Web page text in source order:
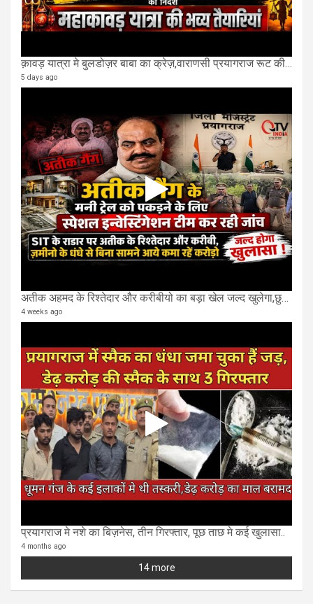
क़ावड़ यात्रा मे बुलडोज़र बाबा का क्रेज़,वाराणसी प्रयागराज रूट की एक लेन खाली की गई.
5 days ago
अतीक अहमद के रिश्तेदार और करीबीयो का बड़ा खेल जल्द खुलेगा,छुप कर करोड़ो कमाने वाले SIT के राडार पर
4 weeks ago
प्रयागराज मे नशे का बिज़नेस, तीन गिरफ्तार, पूछ ताछ मे कई खुलासा..
4 months ago
14 more